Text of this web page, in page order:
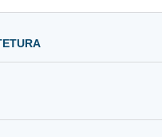
PRÉVIA/PROJETOS DE ARQUITETURA